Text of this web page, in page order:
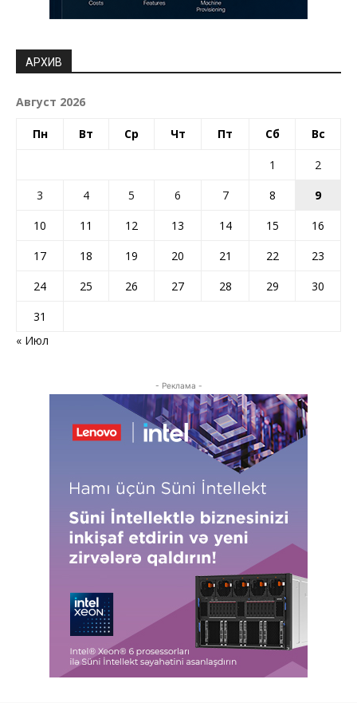
АРХИВ
Август 2026
Пн Вт Ср Чт Пт Сб Вс
1
2
3
4 5 6 7 8
9
10
11 12 13 14 15
16
17
18 19 20 21 22
23
24
25 26 27 28 29
30
31
« Июл
- Реклама -